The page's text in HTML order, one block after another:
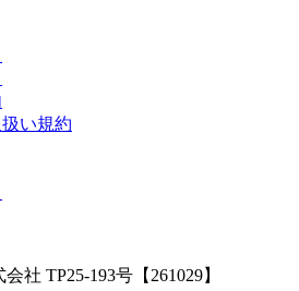
い規約
社 TP25-193号【261029】